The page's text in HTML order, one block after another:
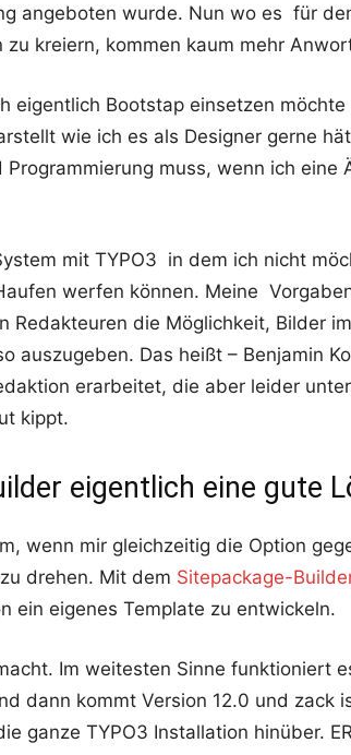
angeboten wurde. Nun wo es für
zu kreiern, kommen kaum mehr
eigentlich Bootstap einsetzen
wie ich es als Designer gerne
muss, wenn ich eine
mit TYPO3 in dem ich nicht
werfen können. Meine
Redakteuren die Möglichkeit, Bilder
auszugeben. Das heißt – Benjamin
erarbeitet, die aber leider
kippt.
eigentlich eine gute
wenn mir gleichzeitig die Option
drehen. Mit dem Sitepackage-
ein eigenes Template zu entwickeln.
Im weitesten Sinne funktioniert
dann kommt Version 12.0 und zack
ganze TYPO3 Installation hinüber.